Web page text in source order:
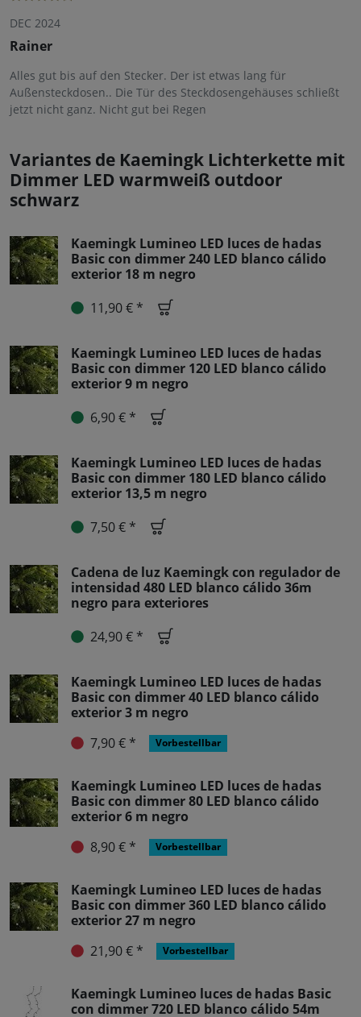
DEC 2024
Rainer
Alles gut bis auf den Stecker. Der ist etwas lang für
Außensteckdosen.. Die Tür des Steckdosengehäuses schließt
jetzt nicht ganz. Nicht gut bei Regen
Variantes de Kaemingk Lichterkette mit
Dimmer LED warmweiß outdoor
schwarz
Kaemingk Lumineo LED luces de hadas
Basic con dimmer 240 LED blanco cálido
exterior 18 m negro
11,90 € *
Kaemingk Lumineo LED luces de hadas
Basic con dimmer 120 LED blanco cálido
exterior 9 m negro
6,90 € *
Kaemingk Lumineo LED luces de hadas
Basic con dimmer 180 LED blanco cálido
exterior 13,5 m negro
7,50 € *
Cadena de luz Kaemingk con regulador de
intensidad 480 LED blanco cálido 36m
negro para exteriores
24,90 € *
Kaemingk Lumineo LED luces de hadas
Basic con dimmer 40 LED blanco cálido
exterior 3 m negro
7,90 € *
Vorbestellbar
Kaemingk Lumineo LED luces de hadas
Basic con dimmer 80 LED blanco cálido
exterior 6 m negro
8,90 € *
Vorbestellbar
Kaemingk Lumineo LED luces de hadas
Basic con dimmer 360 LED blanco cálido
exterior 27 m negro
21,90 € *
Vorbestellbar
Kaemingk Lumineo luces de hadas Basic
con dimmer 720 LED blanco cálido 54m